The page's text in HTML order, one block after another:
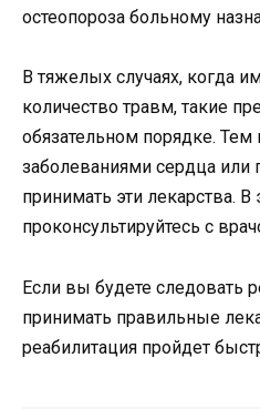
остеопороза больному
В тяжелых случаях, когда
количество травм, такие
обязательном порядке.
заболеваниями сердца
принимать эти лекарства. В
проконсультируйтесь с
Если вы будете следовать
принимать правильные
реабилитация пройдет